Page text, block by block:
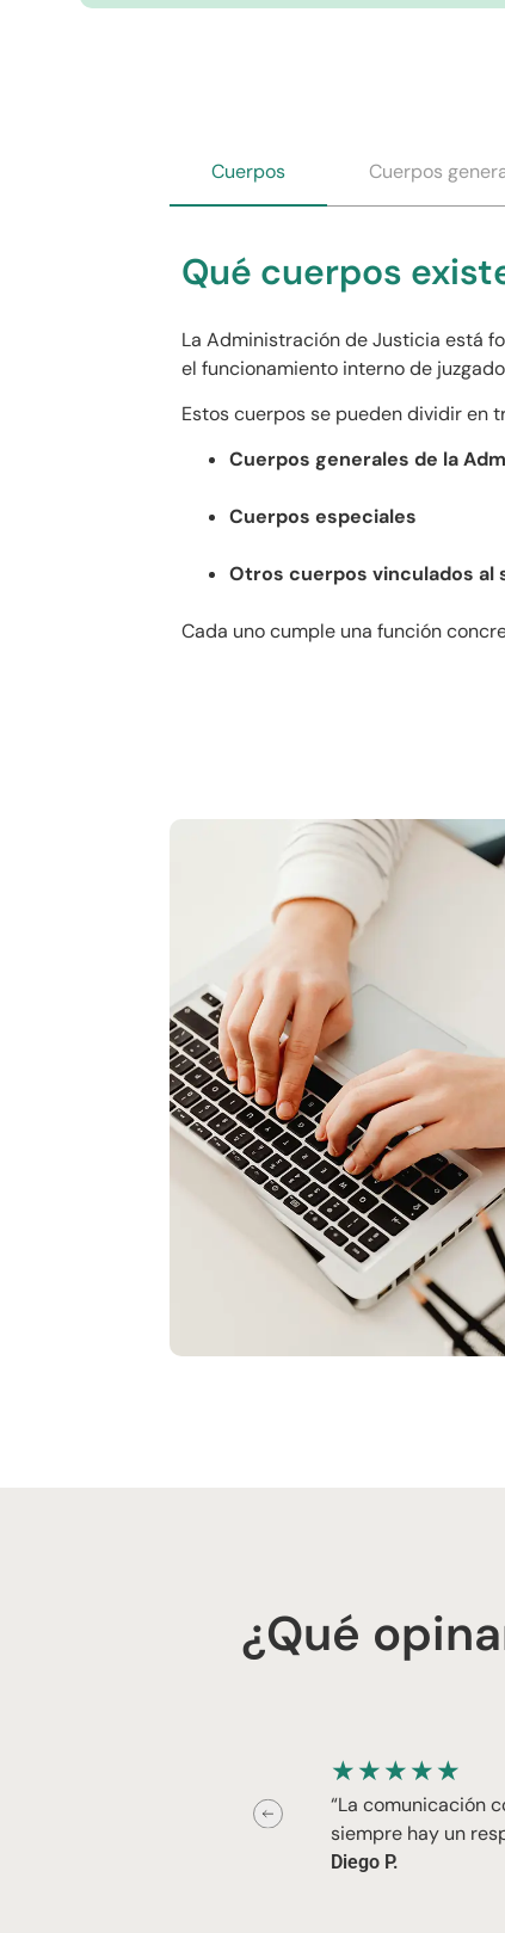
Cuerpos Cuerpos
Qué cuerpos
La Administración de Justicia está
el funcionamiento interno de
Estos cuerpos se pueden dividir en
Cuerpos generales de la
Cuerpos especiales
Otros cuerpos vinculados al
Cada uno cumple una función
¿Qué
★★★★★
“La comunicación
siempre hay un
Diego P.